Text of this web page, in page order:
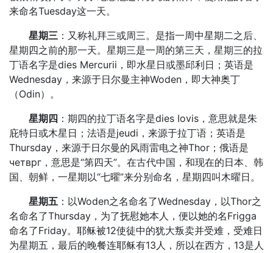
来命名Tuesday这一天。
星期三 ：又称礼拜三或周三。是指一周中星期二之后、
星期四之前的那一天。星期三是一周的第三天，星期三的拉
丁语名字是dies Mercurii，即水星日或墨邱利日；英语是
Wednesday，来源于日尔曼主神Woden，即大神奥丁
（Odin）。
星期四 ：期四的拉丁语名字是dies Iovis，意思就是朱
庇特日或木星日；法语是jeudi，来源于拉丁语；英语是
Thursday，来源于日尔曼的风雨雷电之神Thor；俄语是
четврг，意思是“第四天”。在古代中国，和现在的日本、韩
国、朝鲜，一星期以“七曜”来分别命名，星期四叫木曜日。
星期五 ：以Woden之名命名了Wednesday，以Thor之
名命名了Thursday，为了抚慰她本人，便以她的名Frigga
命名了Friday。耶稣被12使徒中的犹大叛卖并受难，受难日
为星期五，最后的晚餐连耶稣有13人，所以在西方，13是人